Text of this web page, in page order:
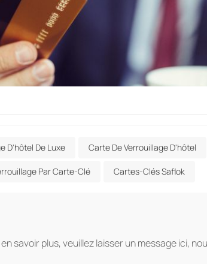
D'hôtel De Luxe Carte De Verrouillage D'hôtel
Par Carte-Clé Cartes-Clés Saflok
savoir plus, veuillez laisser un message ici,